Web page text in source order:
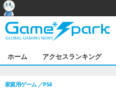
ホーム アクセスランキング
家庭用ゲーム PS4